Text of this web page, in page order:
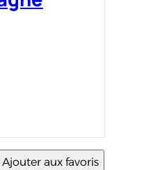
Ajouter aux favoris